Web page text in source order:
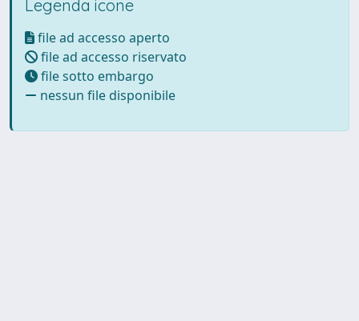
Legenda icone
file ad accesso aperto
file ad accesso riservato
file sotto embargo
nessun file disponibile